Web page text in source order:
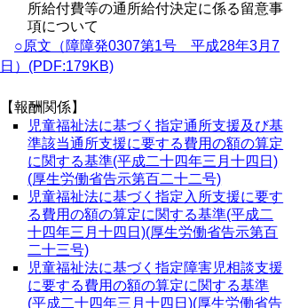
所給付費等の通所給付決定に係る留意事
項について
○原文（障障発0307第1号 平成28年3月7
日）(PDF:179KB)
【報酬関係】
児童福祉法に基づく指定通所支援及び基
準該当通所支援に要する費用の額の算定
に関する基準(平成二十四年三月十四日)
(厚生労働省告示第百二十二号)
児童福祉法に基づく指定入所支援に要す
る費用の額の算定に関する基準(平成二
十四年三月十四日)(厚生労働省告示第百
二十三号)
児童福祉法に基づく指定障害児相談支援
に要する費用の額の算定に関する基準
(平成二十四年三月十四日)(厚生労働省告